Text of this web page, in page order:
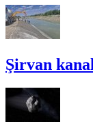
Şirvan